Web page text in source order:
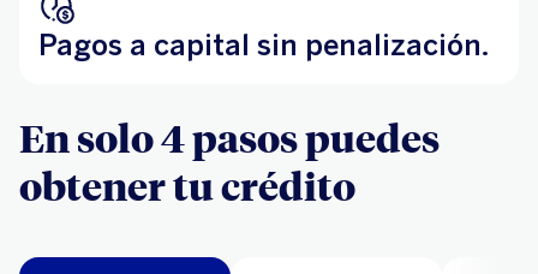
Pagos a capital sin penalización.
En solo 4 pasos puedes
obtener tu crédito